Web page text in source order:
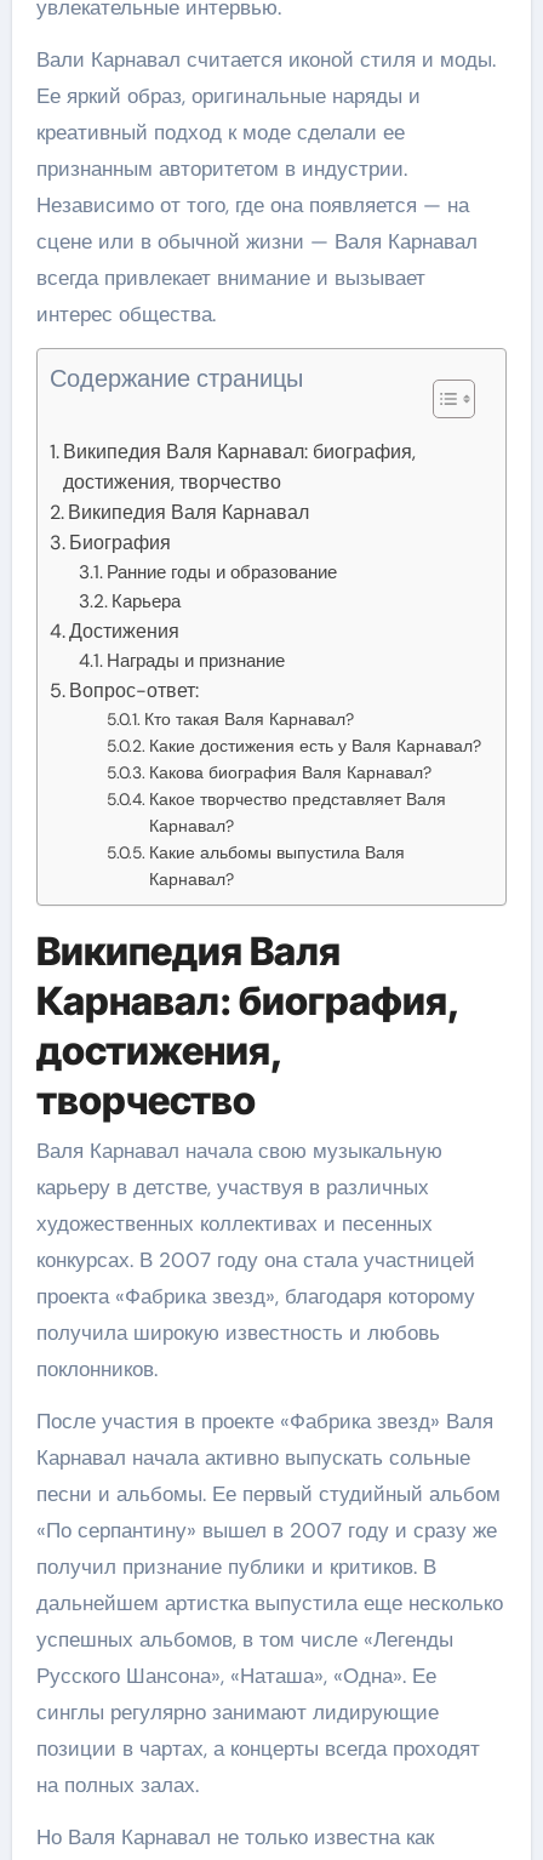
увлекательные интервью.
Вали Карнавал считается иконой стиля и моды.
Ее яркий образ, оригинальные наряды и
креативный подход к моде сделали ее
признанным авторитетом в индустрии.
Независимо от того, где она появляется — на
сцене или в обычной жизни — Валя Карнавал
всегда привлекает внимание и вызывает
интерес общества.
Содержание страницы
Википедия Валя Карнавал: биография,
достижения, творчество
Википедия Валя Карнавал
Биография
Ранние годы и образование
Карьера
Достижения
Награды и признание
Вопрос-ответ:
Кто такая Валя Карнавал?
Какие достижения есть у Валя Карнавал?
Какова биография Валя Карнавал?
Какое творчество представляет Валя
Карнавал?
Какие альбомы выпустила Валя
Карнавал?
Википедия Валя
Карнавал: биография,
достижения,
творчество
Валя Карнавал начала свою музыкальную
карьеру в детстве, участвуя в различных
художественных коллективах и песенных
конкурсах. В 2007 году она стала участницей
проекта «Фабрика звезд», благодаря которому
получила широкую известность и любовь
поклонников.
После участия в проекте «Фабрика звезд» Валя
Карнавал начала активно выпускать сольные
песни и альбомы. Ее первый студийный альбом
«По серпантину» вышел в 2007 году и сразу же
получил признание публики и критиков. В
дальнейшем артистка выпустила еще несколько
успешных альбомов, в том числе «Легенды
Русского Шансона», «Наташа», «Одна». Ее
синглы регулярно занимают лидирующие
позиции в чартах, а концерты всегда проходят
на полных залах.
Но Валя Карнавал не только известна как